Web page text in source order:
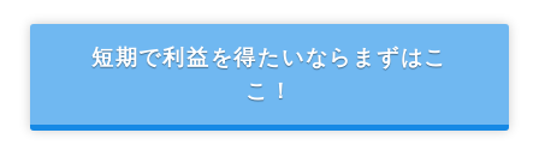
短期で利益を得たいならまずはこ
こ！